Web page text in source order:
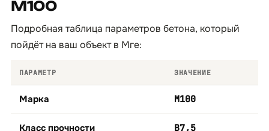
М100
Подробная таблица параметров бетона, который
пойдёт на ваш объект в Мге:
ПАРАМЕТР ЗНАЧЕНИЕ
Марка М100
Класс прочности B7,5